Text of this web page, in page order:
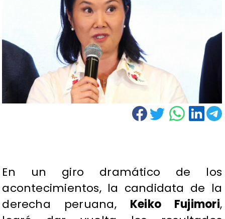
En un giro dramático de los
acontecimientos, la candidata de la
derecha peruana, Keiko Fujimori,